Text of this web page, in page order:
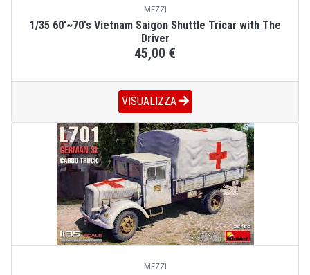
MEZZI
1/35 60'~70's Vietnam Saigon Shuttle Tricar with The
Driver
45,00 €
VISUALIZZA
MEZZI